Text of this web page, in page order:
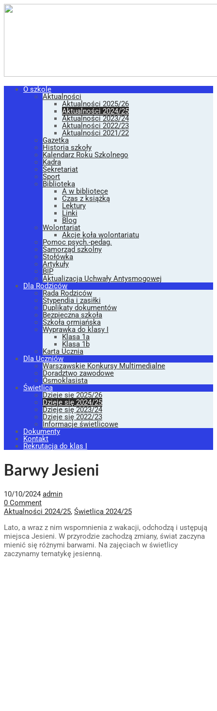
O szkole
Aktualności
Aktualności 2025/26
Aktualności 2024/25
Aktualności 2023/24
Aktualności 2022/23
Aktualności 2021/22
Gazetka
Historia szkoły
Kalendarz Roku Szkolnego
Kadra
Sekretariat
Sport
Biblioteka
A w bibliotece
Czas z książką
Lektury
Linki
Blog
Wolontariat
Akcje koła wolontariatu
Pomoc psych.-pedag.
Samorząd szkolny
Stołówka
Artykuły
BIP
Aktualizacja Uchwały Antysmogowej
Dla Rodziców
Rada Rodziców
Stypendia i zasiłki
Duplikaty dokumentów
Bezpieczna szkoła
Szkoła ormiańska
Wyprawka do klasy I
Klasa 1a
Klasa 1b
Karta Ucznia
Dla Uczniów
Warszawskie Konkursy Multimedialne
Doradztwo zawodowe
Ósmoklasista
Świetlica
Dzieje się 2025/26
Dzieje się 2024/25
Dzieje się 2023/24
Dzieje się 2022/23
Informacje świetlicowe
Dokumenty
Kontakt
Rekrutacja do klas I
Barwy Jesieni
10/10/2024 admin
0 Comment
Aktualności 2024/25, Świetlica 2024/25
Lato, a wraz z nim wspomnienia z wakacji, odchodzą i ustępują
miejsca Jesieni. W przyrodzie zachodzą zmiany, świat zaczyna
mienić się różnymi barwami. Na zajęciach w świetlicy
zaczynamy tematykę jesienną.